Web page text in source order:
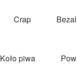
Crap
Koło piwa